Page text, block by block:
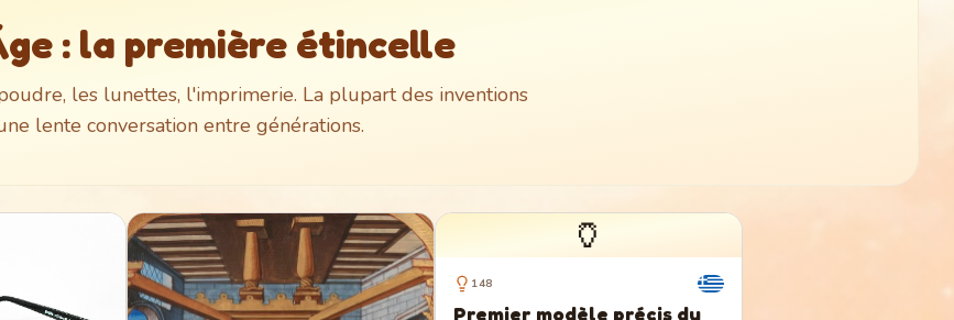
: la première étincelle
les lunettes, l'imprimerie. La plupart des inventions
lente conversation entre générations.
🏺
148
Premier modèle précis du